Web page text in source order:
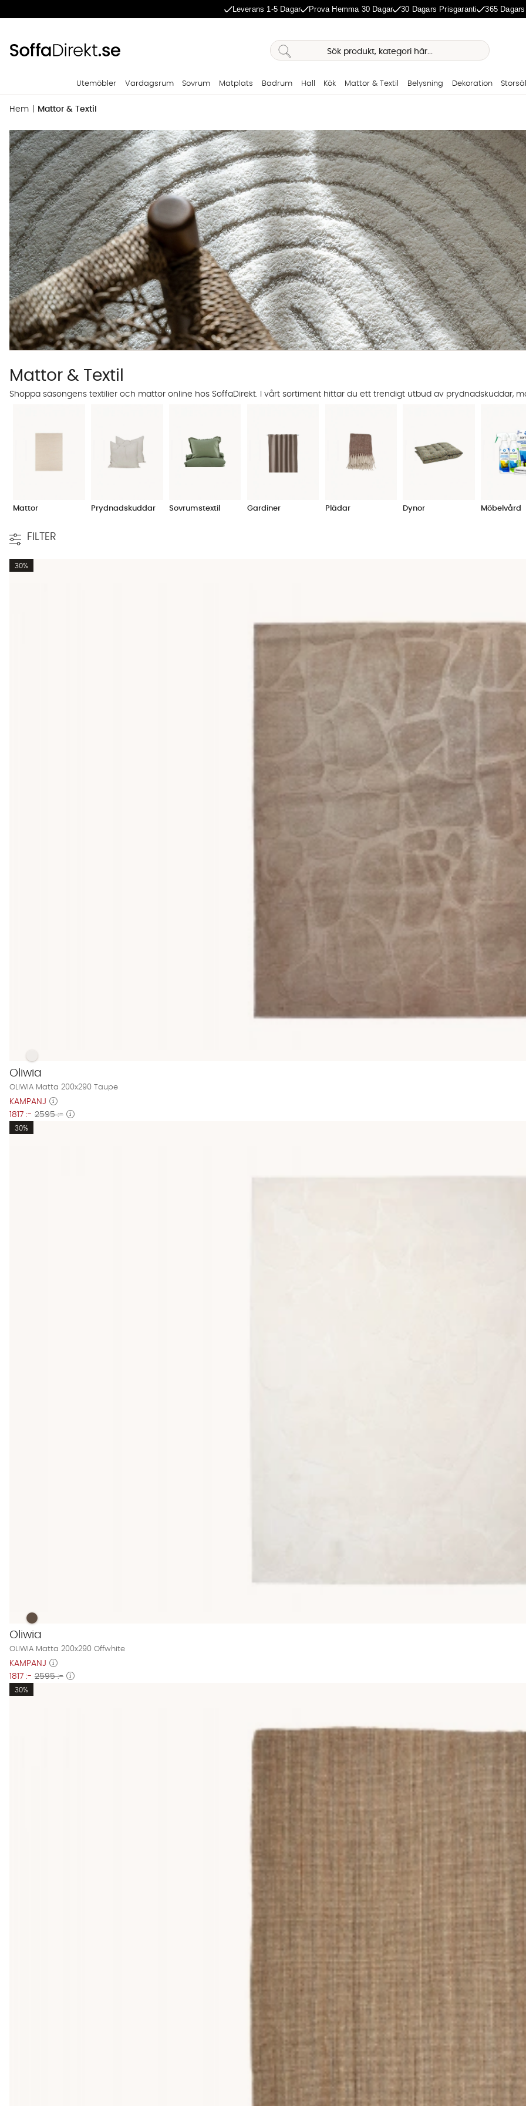
Leverans 1-5 Dagar Prova Hemma 30 Dagar 30 Dagars Prisgaranti 365
Utemöbler Vardagsrum Sovrum Matplats Badrum Hall Kök Mattor & Textil Belysning Dekoration
Hem Mattor & Textil
Mattor & Textil
Shoppa säsongens textilier och mattor online hos SoffaDirekt. I vårt sortiment hittar du ett trendigt utbud av prydnadskuddar,
Mattor Prydnadskuddar Sovrumstextil Gardiner Plädar Dynor Möbelvård
FILTER
30%
OLIWIA Matta 200x290 Taupe Finns även i dessa färger:
OLIWIA Matta 200x290 Taupe
Oliwia
OLIWIA Matta 200x290 Taupe
KAMPANJ
1817 :- 2595 :-
30%
OLIWIA Matta 200x290 Offwhite Finns även i dessa färger:
OLIWIA Matta 200x290 Offwhite
Oliwia
OLIWIA Matta 200x290 Offwhite
KAMPANJ
1817 :- 2595 :-
30%